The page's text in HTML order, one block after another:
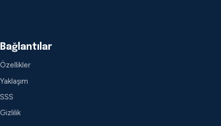
Bağlantılar
Özellikler
Yaklaşım
SSS
Gizlilik